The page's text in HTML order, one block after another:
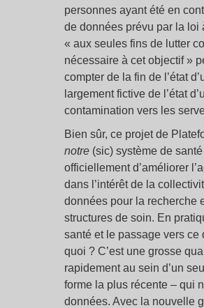
personnes ayant été en
de données prévu par la loi
« aux seules fins de lutter
nécessaire à cet objectif »
compter de la fin de l’état
largement fictive de l’état
contamination vers les
Bien sûr, ce projet de
notre (sic) système de
officiellement d’améliorer
dans l’intérêt de la
données pour la recherche
structures de soin. En
santé et le passage vers ce
quoi ? C’est une grosse
rapidement au sein d’un
forme la plus récente – qui
données. Avec la nouvelle